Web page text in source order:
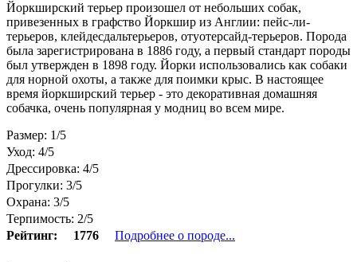
Йоркширский терьер произошел от небольших собак,
привезенных в графство Йоркшир из Англии: пейс-ли-
терьеров, клейдесдальтерьеров, отуотерсайд-терьеров. Порода
была зарегистрирована в 1886 году, а первый стандарт породы
был утвержден в 1898 году. Йорки использовались как собаки
для норной охоты, а также для поимки крыс. В настоящее
время йоркширский терьер - это декоративная домашняя
собачка, очень популярная у модниц во всем мире.
Размер: 1/5
Уход: 4/5
Дрессировка: 4/5
Прогулки: 3/5
Охрана: 3/5
Терпимость: 2/5
Рейтинг:
1776 Подробнее о породе...